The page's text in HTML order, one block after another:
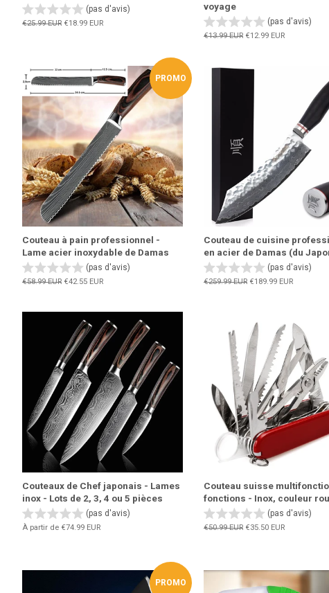
(pas d'avis)
Prix
€25.99 EUR Prix
€18.99 EUR
voyage
(pas d'avis)
Prix
€13.99 EUR Prix
€12.99 EUR
PROMO
Couteau à pain professionnel -
Lame acier inoxydable de Damas
(pas d'avis)
Prix
€58.99 EUR Prix
€42.55 EUR
Couteau de cuisine
en acier de Damas (du
(pas d'avis)
Prix
€259.99 EUR Prix
€189.99 EUR
Couteaux de Chef japonais - Lames
inox - Lots de 2, 3, 4 ou 5 pièces
(pas d'avis)
À partir de €74.99 EUR
Couteau suisse
fonctions - Inox, couleur
(pas d'avis)
Prix
€50.99 EUR Prix
€35.50 EUR
PROMO